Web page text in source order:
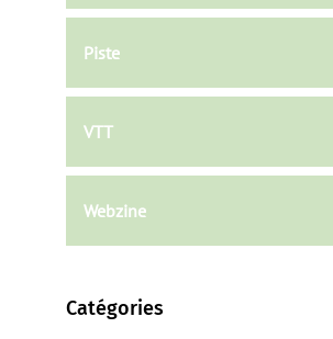
Piste
VTT
Webzine
Catégories